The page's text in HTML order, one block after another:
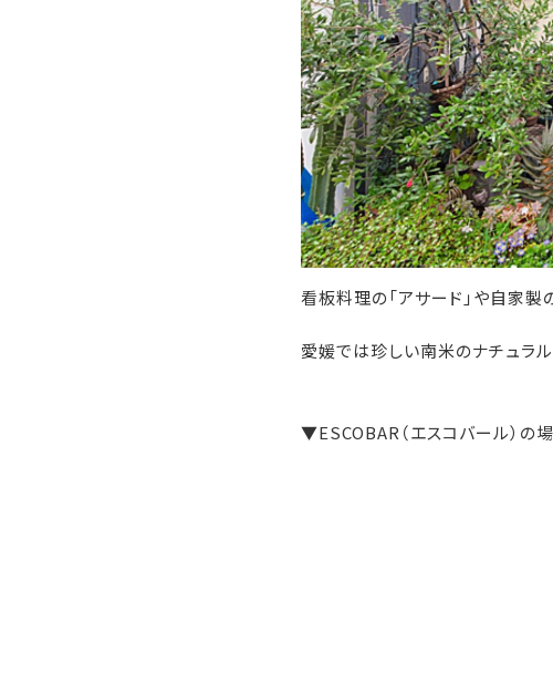
看板料理の「アサード」や自家製
愛媛では珍しい南米のナチュラ
▼ESCOBAR（エスコバール）の